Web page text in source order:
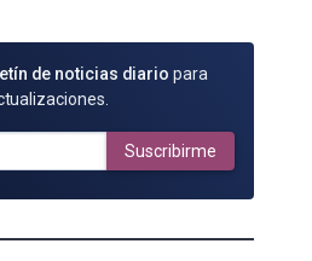
de noticias diario para
Suscribirme